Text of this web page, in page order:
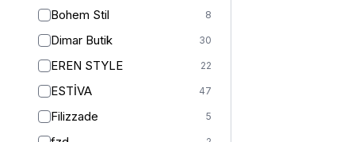
Bohem Stil 8
Dimar Butik 30
EREN STYLE 22
ESTİVA 47
Filizzade 5